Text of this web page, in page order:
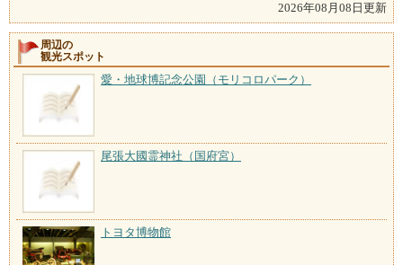
2026年08月08日更新
周辺の
観光スポット
愛・地球博記念公園（モリコロパーク）
尾張大國霊神社（国府宮）
トヨタ博物館